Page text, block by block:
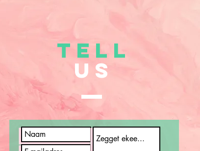
TELL
US